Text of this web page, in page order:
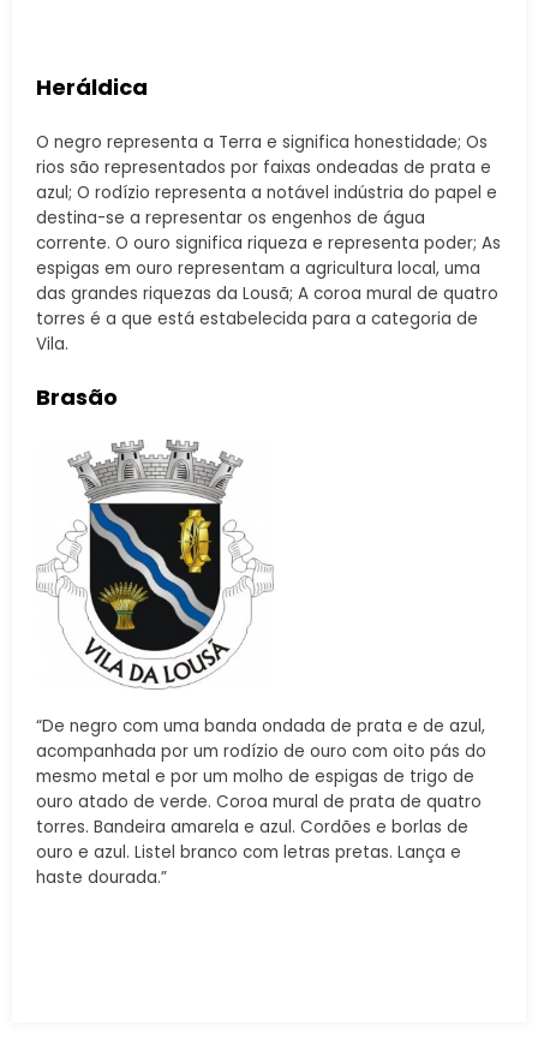
Heráldica
O negro representa a Terra e significa honestidade; Os
rios são representados por faixas ondeadas de prata e
azul; O rodízio representa a notável indústria do papel e
destina-se a representar os engenhos de água
corrente. O ouro significa riqueza e representa poder; As
espigas em ouro representam a agricultura local, uma
das grandes riquezas da Lousã; A coroa mural de quatro
torres é a que está estabelecida para a categoria de
Vila.
Brasão
“De negro com uma banda ondada de prata e de azul,
acompanhada por um rodízio de ouro com oito pás do
mesmo metal e por um molho de espigas de trigo de
ouro atado de verde. Coroa mural de prata de quatro
torres. Bandeira amarela e azul. Cordões e borlas de
ouro e azul. Listel branco com letras pretas. Lança e
haste dourada.”